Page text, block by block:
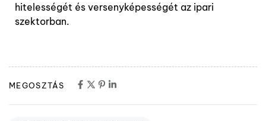
hitelességét és versenyképességét az ipari
szektorban.
MEGOSZTÁS